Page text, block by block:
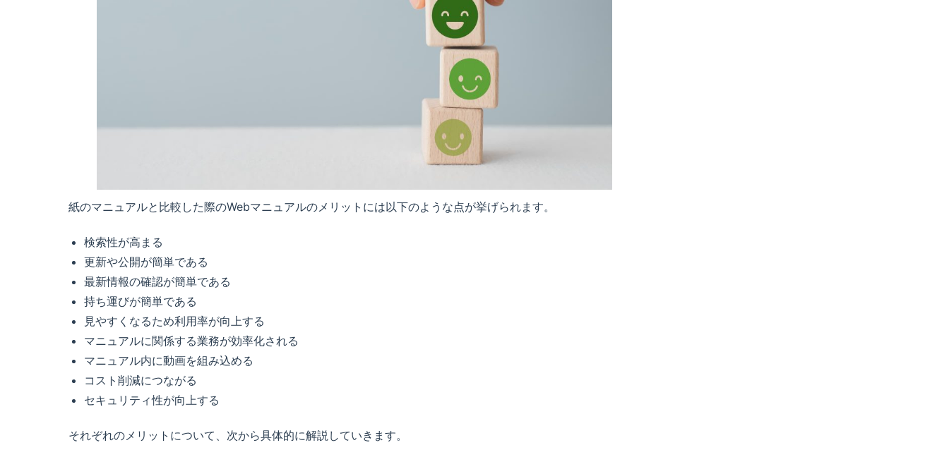
紙のマニュアルと比較した際のWebマニュアルのメリットには以下のような点が挙げられます。
検索性が高まる
更新や公開が簡単である
最新情報の確認が簡単である
持ち運びが簡単である
見やすくなるため利用率が向上する
マニュアルに関係する業務が効率化される
マニュアル内に動画を組み込める
コスト削減につながる
セキュリティ性が向上する
それぞれのメリットについて、次から具体的に解説していきます。